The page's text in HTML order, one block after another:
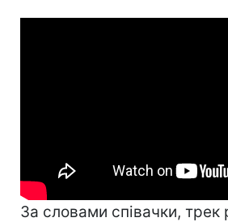
За словами співачки, трек